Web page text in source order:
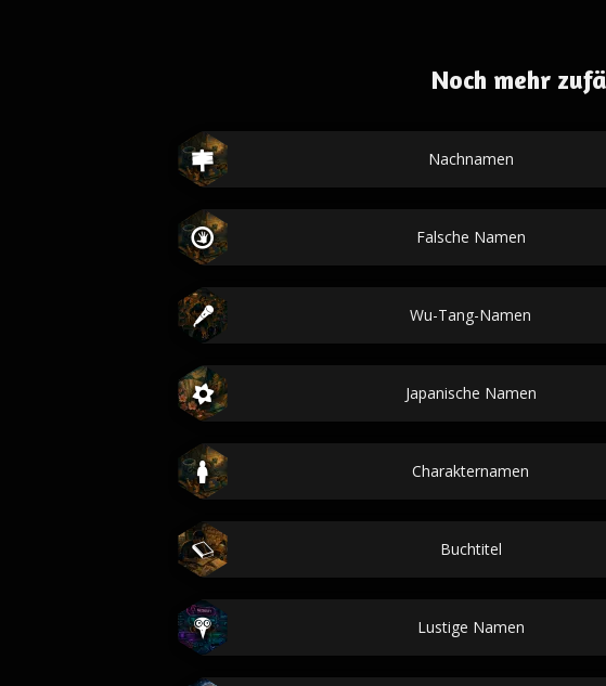
Noch mehr
Nachnamen
Falsche Namen
Wu-Tang-Namen
Japanische Namen
Charakternamen
Buchtitel
Lustige Namen